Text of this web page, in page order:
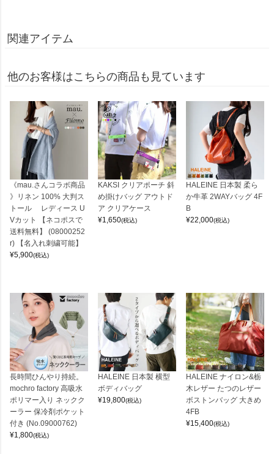
関連アイテム
他のお客様はこちらの商品も見ています
《mau.さんコラボ商品
》リネン 100% 大判ス
トール レディース U
Vカット 【ネコポスで
送料無料】 (08000252
r) 【名入れ刺繍可能】
¥5,900(税込)
KAKSI クリアポーチ 斜
め掛けバッグ アウトド
ア クリアケース
¥1,650(税込)
HALEINE 日本製 柔ら
か牛革 2WAYバッグ 4F
B
¥22,000(税込)
長時間ひんやり持続。
mochro factory 高吸水
ポリマー入り ネックク
ーラー 保冷剤ポケット
付き (No.09000762)
¥1,800(税込)
HALEINE 日本製 横型
ボディバッグ
¥19,800(税込)
HALEINE ナイロン&栃
木レザー たつのレザー
ボストンバッグ 大きめ
4FB
¥15,400(税込)